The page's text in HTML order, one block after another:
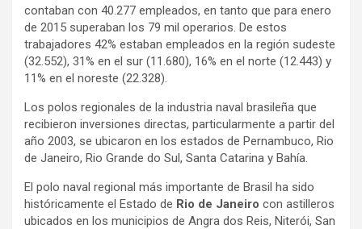
contaban con 40.277 empleados, en tanto que para enero
de 2015 superaban los 79 mil operarios. De estos
trabajadores 42% estaban empleados en la región sudeste
(32.552), 31% en el sur (11.680), 16% en el norte (12.443) y
11% en el noreste (22.328).
Los polos regionales de la industria naval brasileña que
recibieron inversiones directas, particularmente a partir del
año 2003, se ubicaron en los estados de Pernambuco, Rio
de Janeiro, Rio Grande do Sul, Santa Catarina y Bahía.
El polo naval regional más importante de Brasil ha sido
históricamente el Estado de Rio de Janeiro con astilleros
ubicados en los municipios de Angra dos Reis, Niterói, San